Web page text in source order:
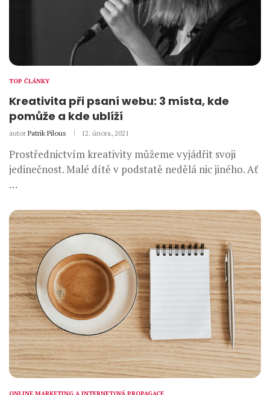
TOP ČLÁNKY
Kreativita při psaní webu: 3 místa, kde
pomůže a kde ublíží
autor Patrik Pilous 12. února, 2021
Prostřednictvím kreativity můžeme vyjádřit svoji
jedinečnost. Malé dítě v podstatě nedělá nic jiného. Ať
…
ONLINE MARKETING A INTERNETOVÁ PROPAGACE